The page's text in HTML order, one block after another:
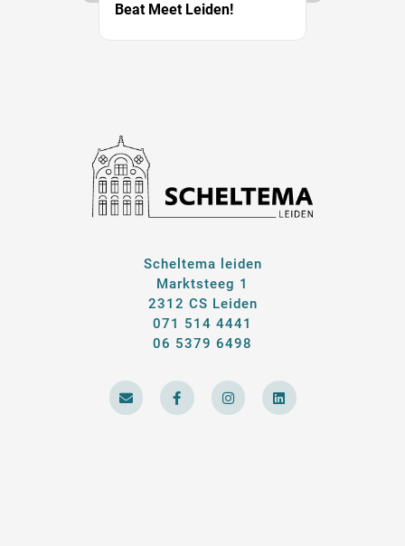
Beat Meet Leiden!
Scheltema leiden
Marktsteeg 1
2312 CS Leiden
071 514 4441
06 5379 6498
E
n
v
e
F
a
c
e
I
n
s
t
L
i
n
k